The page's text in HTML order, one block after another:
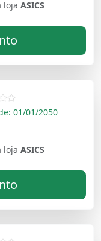
loja ASICS
01/01/2050
loja ASICS